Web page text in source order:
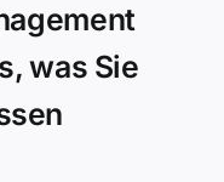
was Sie